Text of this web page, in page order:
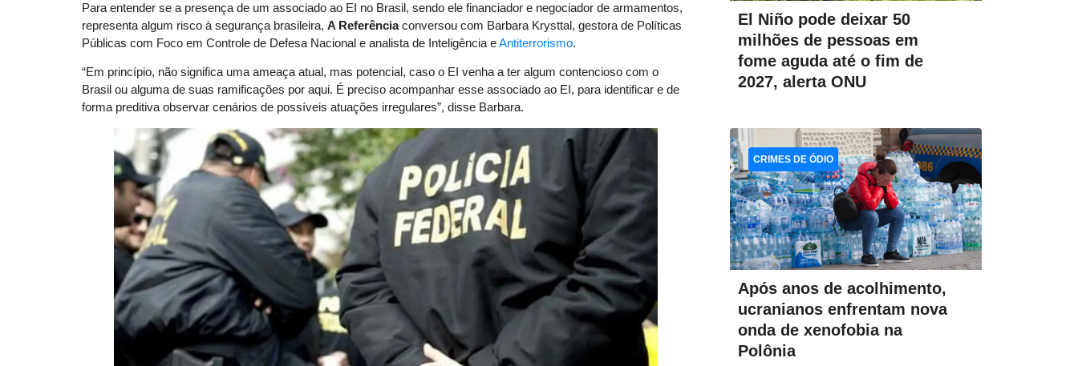
Para entender se a presença de um associado ao EI no Brasil, sendo ele financiador e negociador de armamentos,
representa algum risco à segurança brasileira, A Referênciaconversou com Barbara Krysttal, gestora de Políticas
Públicas com Foco em Controle de Defesa Nacional e analista de Inteligência eAntiterrorismo.
“Em princípio, não significa uma ameaça atual, mas potencial, caso o EI venha a ter algum contencioso com o
Brasil ou alguma de suas ramificações por aqui. É preciso acompanhar esse associado ao EI, para identificar e de
forma preditiva observar cenários de possíveis atuações irregulares”, disse Barbara.
El Niño pode deixar 50
milhões de pessoas em
fome aguda até o fim de
2027, alerta ONU
Após anos de acolhimento,
ucranianos enfrentam nova
onda de xenofobia na
Polônia
CRIMES DE ÓDIO